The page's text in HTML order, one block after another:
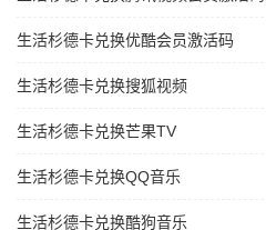
生活杉德卡兑换优酷会员激活码
生活杉德卡兑换搜狐视频
生活杉德卡兑换芒果TV
生活杉德卡兑换QQ音乐
生活杉德卡兑换酷狗音乐